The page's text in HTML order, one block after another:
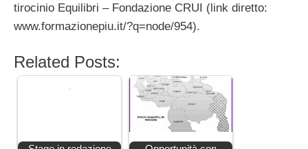
tirocinio Equilibri – Fondazione CRUI (link diretto:
www.formazionepiu.it/?q=node/954).
Related Posts: